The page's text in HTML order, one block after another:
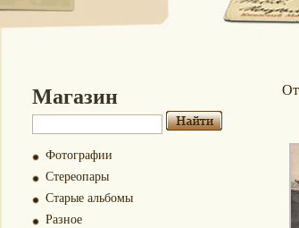
Магазин
Фотографии
Стереопары
Старые альбомы
Разное